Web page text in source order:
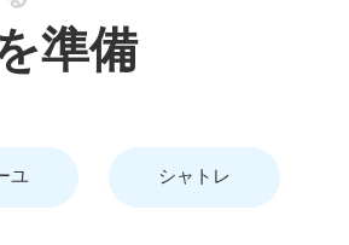
準備
ユ シャトレ